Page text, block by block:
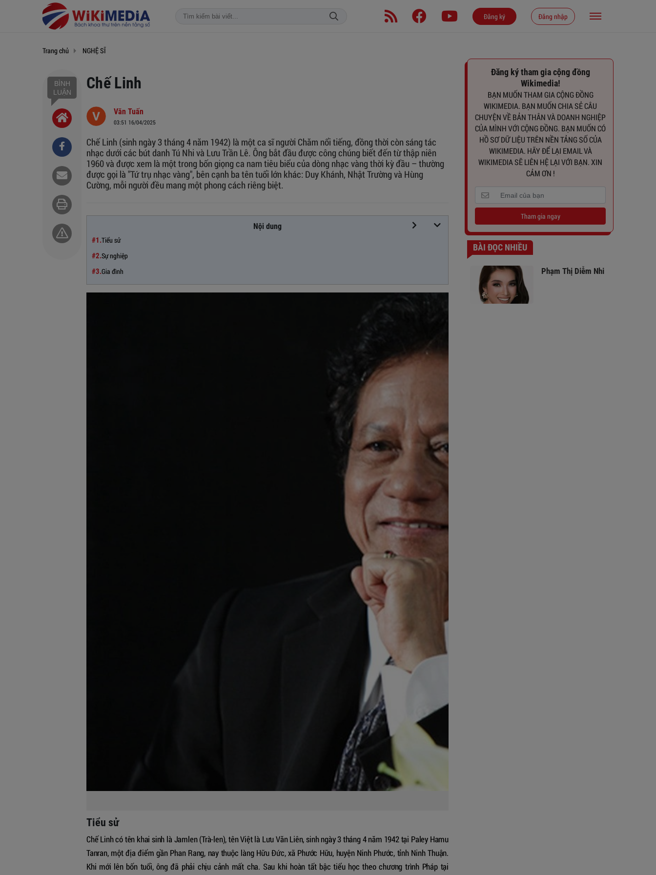
Đăng ký Đăng nhập
Trang chủ NGHỆ SĨ
BÌNH
LUẬN
Chế Linh
Văn Tuấn
03:51 16/04/2025
Chế Linh (sinh ngày 3 tháng 4 năm 1942) là một ca sĩ người Chăm nổi tiếng, đồng thời còn sáng tác
nhạc dưới các bút danh Tú Nhi và Lưu Trần Lê. Ông bắt đầu được công chúng biết đến từ thập niên
1960 và được xem là một trong bốn giọng ca nam tiêu biểu của dòng nhạc vàng thời kỳ đầu – thường
được gọi là "Tứ trụ nhạc vàng", bên cạnh ba tên tuổi lớn khác: Duy Khánh, Nhật Trường và Hùng
Cường, mỗi người đều mang một phong cách riêng biệt.
Nội dung
#1.Tiểu sử
#2.Sự nghiệp
#3.Gia đình
Tiểu sử
Chế Linh có tên khai sinh là Jamlen (Trà-len), tên Việt là Lưu Văn Liên, sinh ngày 3 tháng 4 năm 1942 tại Paley Hamu
Tanran, một địa điểm gần Phan Rang, nay thuộc làng Hữu Đức, xã Phước Hữu, huyện Ninh Phước, tỉnh Ninh Thuận.
Khi mới lên bốn tuổi, ông đã phải chịu cảnh mất cha. Sau khi hoàn tất bậc tiểu học theo chương trình Pháp tại
Đăng ký tham gia cộng đồng
Wikimedia!
BẠN MUỐN THAM GIA CỘNG ĐỒNG
WIKIMEDIA. BẠN MUỐN CHIA SẺ CÂU
CHUYỆN VỀ BẢN THÂN VÀ DOANH NGHIỆP
CỦA MÌNH VỚI CỘNG ĐỒNG. BẠN MUỐN CÓ
HỒ SƠ DỮ LIỆU TRÊN NỀN TẢNG SỐ CỦA
WIKIMEDIA. HÃY ĐỂ LẠI EMAIL VÀ
WIKIMEDIA SẼ LIÊN HỆ LẠI VỚI BẠN. XIN
CẢM ƠN !
Tham gia ngay
BÀI ĐỌC NHIỀU
Phạm Thị Diễm Nhi